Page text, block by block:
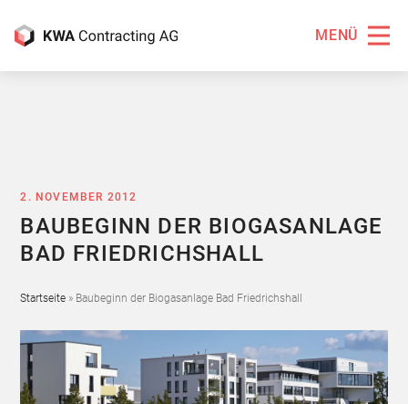
2. NOVEMBER 2012
BAUBEGINN DER BIOGASANLAGE
BAD FRIEDRICHSHALL
Startseite » Baubeginn der Biogasanlage Bad Friedrichshall
MENÜ